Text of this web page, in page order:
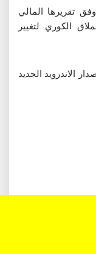
تقريرها المالي
الكوري لتغيير
أن يعمل الجالاكسي اس 7 باصدار الاندرويد الجديد